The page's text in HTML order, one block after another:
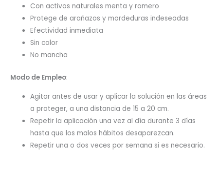
Con activos naturales menta y romero
Protege de arañazos y mordeduras indeseadas
Efectividad inmediata
Sin color
No mancha
Modo de Empleo:
Agitar antes de usar y aplicar la solución en las áreas
a proteger, a una distancia de 15 a 20 cm.
Repetir la aplicación una vez al día durante 3 días
hasta que los malos hábitos desaparezcan.
Repetir una o dos veces por semana si es necesario.